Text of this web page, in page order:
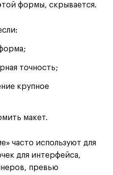
формы, скрывается.
точность;
крупное
макет.
часто используют для
для интерфейса,
превью